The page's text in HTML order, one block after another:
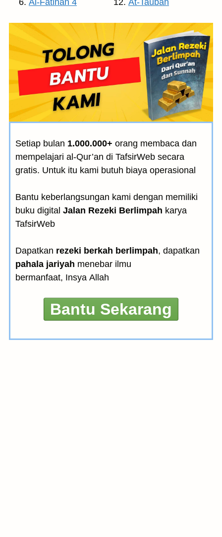
Al-Fatihah 4 At-Taubah
Setiap bulan 1.000.000+ orang membaca dan
mempelajari al-Qur’an di TafsirWeb secara
gratis. Untuk itu kami butuh biaya operasional
Bantu keberlangsungan kami dengan memiliki
buku digital Jalan Rezeki Berlimpah karya
TafsirWeb
Dapatkan rezeki berkah berlimpah, dapatkan
pahala jariyah menebar ilmu
bermanfaat, Insya Allah
Bantu Sekarang